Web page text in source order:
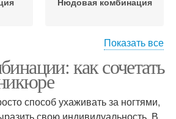
Цветовые комбинации
Показать все
как сочетать
способ ухаживать за ногтями,